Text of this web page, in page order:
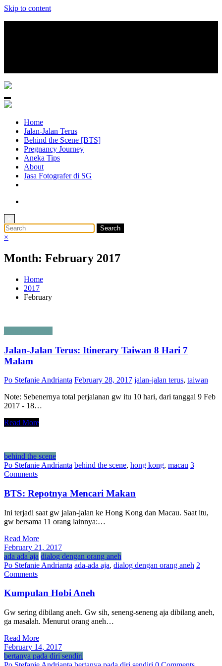
Skip to content
Home
Jalan-Jalan Terus
Behind the Scene [BTS]
Pregnancy Journey
Aneka Tips
About
Jasa Fotografer di SG
×
Month: February 2017
Home
2017
February
Jalan-Jalan Terus: Itinerary Taiwan 8 Hari 7
Malam
Po Stefanie Andrianta February 28, 2017 jalan-jalan terus, taiwan
Note: Sebenernya total perjalanan gw itu 10 hari, dari tanggal 9 Feb
2017 - 18…
Read More
behind the scene
Po Stefanie Andrianta behind the scene, hong kong, macau 3
Comments
BTS: Repotnya Mencari Makan
Ini terjadi saat gw jalan-jalan ke Hong Kong dan Macau. Saat itu,
gw bersama 11 orang lainnya:…
Read More
February 21, 2017
ada ada aja dialog dengan orang aneh
Po Stefanie Andrianta ada-ada aja, dialog dengan orang aneh 2
Comments
Kumpulan Hobi Aneh
Gw sering dibilang aneh. Gw sih, seneng-seneng aja dibilang aneh,
ga masalah. Menurut orang aneh…
Read More
February 14, 2017
bertanya pada diri sendiri